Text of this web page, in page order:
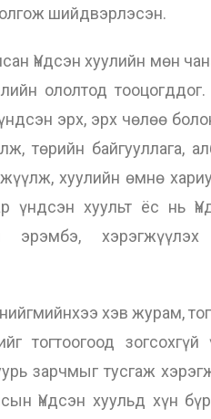
шийдвэрлэсэн.
Үндсэн хуулийн мөн
ололтод
эрх, эрх чөлөө
төрийн байгууллага,
хуулийн өмнө
үндсэн хуульт ёс нь
хэв журам,
тогтоогоод
зарчмыг тусгаж
Үндсэн хуульд хүн